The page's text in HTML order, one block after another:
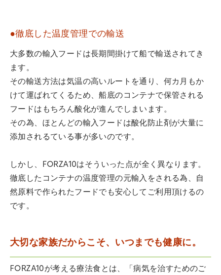
●徹底した温度管理での輸送
大多数の輸入フードは長期間掛けて船で輸送されてき
ます。
その輸送方法は気温の高いルートを通り、何カ月もか
けて運ばれてくるため、船底のコンテナで保管される
フードはもちろん酸化が進んでしまいます。
その為、ほとんどの輸入フードは酸化防止剤が大量に
添加されるている事が多いのです。
しかし、FORZA10はそういった点が全く異なります。
徹底したコンテナの温度管理の元輸入をされる為、自
然原料で作られたフードでも安心してご利用頂けるの
です。
大切な家族だからこそ、いつまでも健康に。
FORZA10が考える療法食とは、「病気を治すためのご